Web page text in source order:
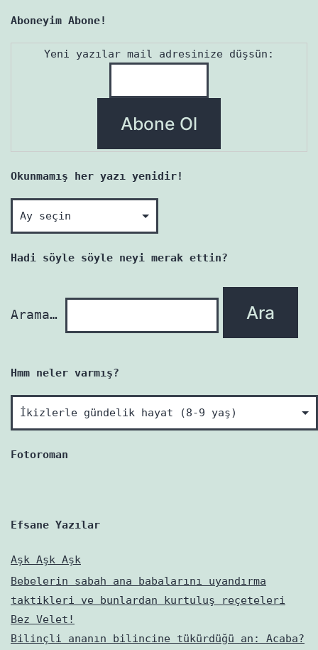
Aboneyim Abone!
Yeni yazılar mail adresinize düşsün:
Okunmamış her yazı yenidir!
Okunmamış
her
yazı
Hadi söyle söyle neyi merak ettin?
Arama…
Hmm neler varmış?
Hmm
neler
varmış?
Fotoroman
Efsane Yazılar
Aşk Aşk Aşk
Bebelerin sabah ana babalarını uyandırma
taktikleri ve bunlardan kurtuluş reçeteleri
Bez Velet!
Bilinçli ananın bilincine tükürdüğü an: Acaba?